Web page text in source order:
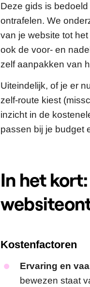
Deze gids is
ontrafelen. We
van je website tot
ook de voor- en
zelf aanpakken van
Uiteindelijk, of je er
zelf-route kiest
inzicht in de
passen bij je budget
In het
Kostenfactoren
Ervaring en
bewezen staat